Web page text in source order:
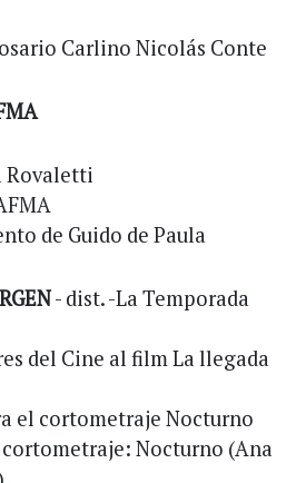
Carlino Nicolás Conte
Rovaletti
de Guido de Paula
- dist. -La Temporada
del Cine al film La llegada
el cortometraje Nocturno
Nocturno (Ana